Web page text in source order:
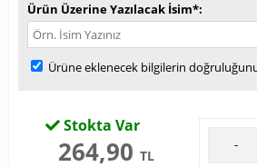
Ürün Üzerine Yazılacak İsim*
Ürüne eklenecek bilgilerin
Stokta Var
264,90 TL
-